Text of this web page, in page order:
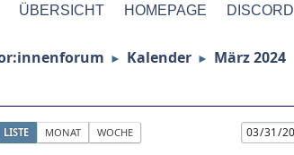
ÜBERSICHT HOMEPAGE DISCORD
► Kalender ► März 2024
LISTE MONAT WOCHE